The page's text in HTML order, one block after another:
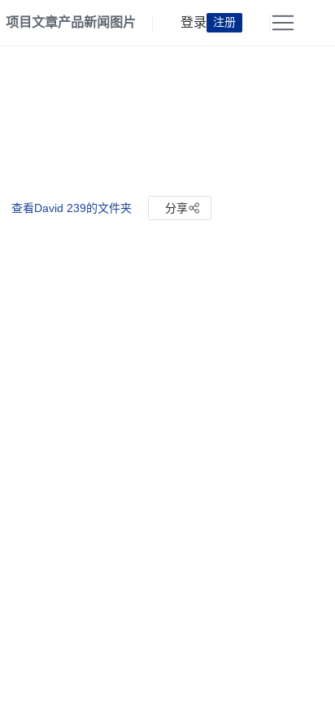
项目文章产品新闻 图片 登录 注册
查看David 239的文件夹 分享